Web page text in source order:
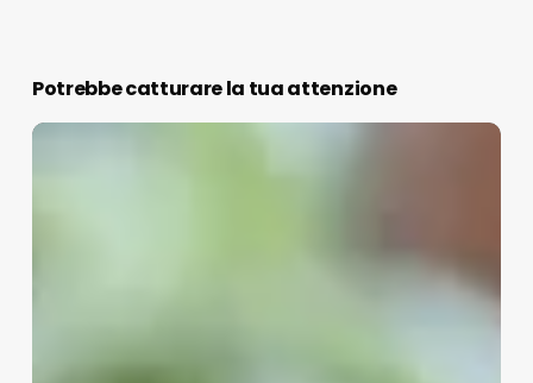
Potrebbe catturare la tua attenzione